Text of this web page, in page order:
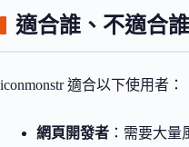
適合誰、不適合誰
iconmonstr 適合以下使用者：
網頁開發者 ：需要大